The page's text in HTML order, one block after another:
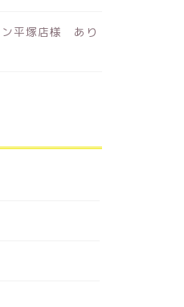
した！
ー氏家
ました！
松店
平塚店様 あり